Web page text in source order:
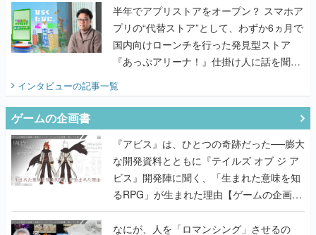
『あっぷアリーナ！』仕掛け人に話を聞い
てみた
インタビューの記事一覧
『アビス』は、ひとつの奇跡だった──膨大
な開発資料とともに『テイルズ オブ ジ ア
るRPG」が生まれた理由【ゲームの企画
書】
なにが、人を「ロマンシング」させるの
か？『ロマサガ2』当時の企画書とキャラ
設定画から迫る、河津秋敏がRPGに生み出
した「ロマン」の正体とは【ゲームの企画